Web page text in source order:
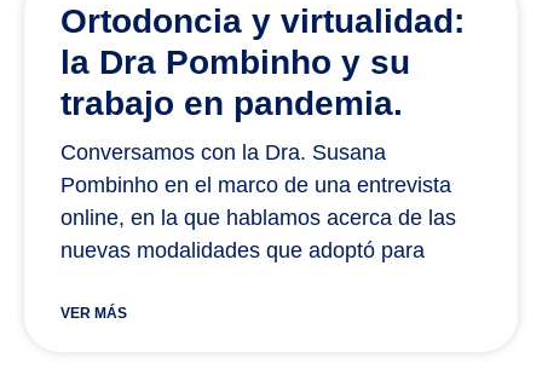
Ortodoncia y virtualidad:
la Dra Pombinho y su
trabajo en pandemia.
Conversamos con la Dra. Susana
Pombinho en el marco de una entrevista
online, en la que hablamos acerca de las
nuevas modalidades que adoptó para
VER MÁS